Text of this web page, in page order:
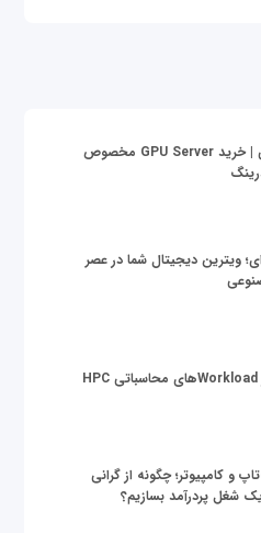
قیمت سرور گرافیکی | خرید GPU Server مخصوص
ویترین دیجیتال شما در عصر
و کامپیوتر؛ چگونه از گرانی
شغل پردرآمد بسازیم؟